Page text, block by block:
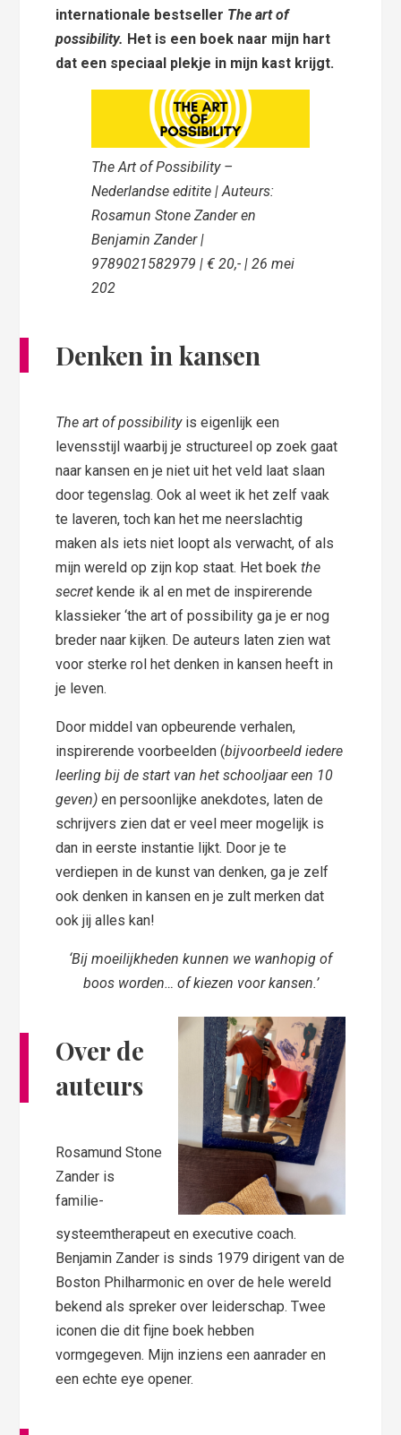
internationale bestseller The art of
possibility. Het is een boek naar mijn hart
dat een speciaal plekje in mijn kast krijgt.
The Art of Possibility –
Nederlandse editite | Auteurs:
Rosamun Stone Zander en
Benjamin Zander |
9789021582979 | € 20,- | 26 mei
202
Denken in kansen
The art of possibilityis eigenlijk een
levensstijl waarbij je structureel op zoek gaat
naar kansen en je niet uit het veld laat slaan
door tegenslag. Ook al weet ik het zelf vaak
te laveren, toch kan het me neerslachtig
maken als iets niet loopt als verwacht, of als
mijn wereld op zijn kop staat. Het boekthe
secret kende ik al en met de inspirerende
klassieker ‘the art of possibility ga je er nog
breder naar kijken. De auteurs laten zien wat
voor sterke rol het denken in kansen heeft in
je leven.
Door middel van opbeurende verhalen,
inspirerende voorbeelden (bijvoorbeeld iedere
leerling bij de start van het schooljaar een 10
geven) en persoonlijke anekdotes, laten de
schrijvers zien dat er veel meer mogelijk is
dan in eerste instantie lijkt. Door je te
verdiepen in de kunst van denken, ga je zelf
ook denken in kansen en je zult merken dat
ook jij alles kan!
‘Bij moeilijkheden kunnen we wanhopig of
boos worden… of kiezen voor kansen.’
Over de
auteurs
Rosamund Stone
Zander is
familie-
systeemtherapeut en executive coach.
Benjamin Zander is sinds 1979 dirigent van de
Boston Philharmonic en over de hele wereld
bekend als spreker over leiderschap. Twee
iconen die dit fijne boek hebben
vormgegeven. Mijn inziens een aanrader en
een echte eye opener.